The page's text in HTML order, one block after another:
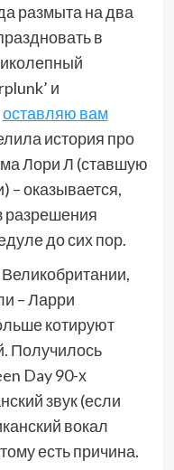
размыта на два
в
и
оставляю вам
история про
Лори Л (ставшую
– оказывается,
разрешения
до сих пор.
– Ларри
котируют
Получилось
Day 90-х
звук (если
вокал
есть причина.